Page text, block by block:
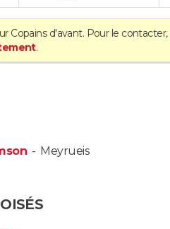
Copains d'avant. Pour le contacter,
.
- Meyrueis